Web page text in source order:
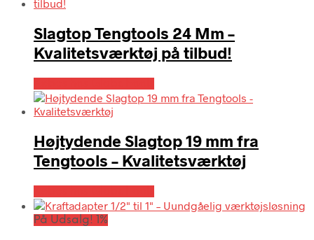
Slagtop Tengtools 24 Mm –
Kvalitetsværktøj på tilbud!
Højtydende Slagtop 19 mm fra
Tengtools – Kvalitetsværktøj
På Udsalg! 1%